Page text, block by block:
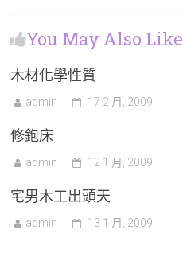
You May Also Like
木材化學性質
admin 17 2 月, 2009
修鉋床
admin 12 1 月, 2009
宅男木工出頭天
admin 13 1 月, 2009